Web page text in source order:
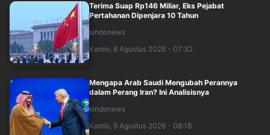
Terima Suap Rp146 Miliar, Eks Pejabat
Pertahanan Dipenjara 10 Tahun
sindonews
Kamis, 6 Agustus 2026 - 07:32
Mengapa Arab Saudi Mengubah Perannya
dalam Perang Iran? Ini Analisisnya
sindonews
Kamis, 6 Agustus 2026 - 08:18